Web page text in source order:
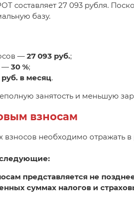
составляет 27 093 рубля.
базу.
— 27 093 руб.;
— 30 %;
руб. в месяц.
занятость и меньшую
взносам
необходимо отражать
представляется не
суммах налогов и